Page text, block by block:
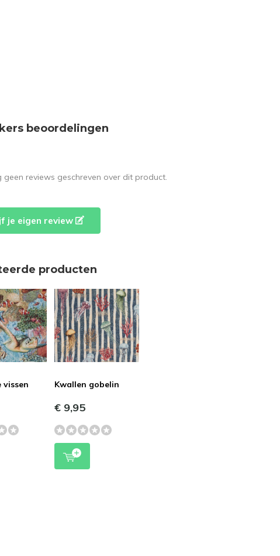
beoordelingen
geen reviews geschreven over dit product.
je eigen review
producten
vissen
Kwallen gobelin
€ 9,95